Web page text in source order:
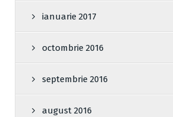
ianuarie 2017
octombrie 2016
septembrie 2016
august 2016